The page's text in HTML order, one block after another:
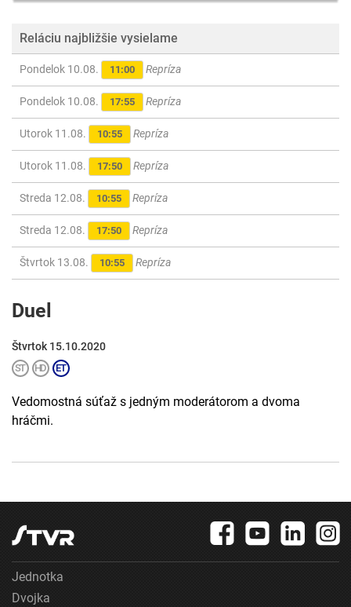
Reláciu najbližšie vysielame
Pondelok 10.08. 11:00 Repríza
Pondelok 10.08. 17:55 Repríza
Utorok 11.08. 10:55 Repríza
Utorok 11.08. 17:50 Repríza
Streda 12.08. 10:55 Repríza
Streda 12.08. 17:50 Repríza
Štvrtok 13.08. 10:55 Repríza
Duel
Štvrtok 15.10.2020
Vedomostná súťaž s jedným moderátorom a dvoma
hráčmi.
Jednotka
Dvojka